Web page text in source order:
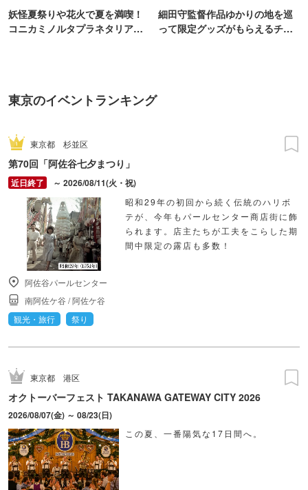
妖怪夏祭りや花火で夏を満喫！
コニカミノルタプラネタリア
細田守監督作品ゆかりの地を巡
って限定グッズがもらえるチャ
東京のイベントランキング
東京都 杉並区
第70回「阿佐谷七夕まつり」
～ 2026/08/11(火・祝)
昭和29年の初回から続く伝統のハリボ
テが、今年もパールセンター商店街に飾
られます。店主たちが工夫をこらした期
間中限定の露店も多数！
阿佐谷パールセンター
南阿佐ケ谷 /阿佐ケ谷
観光・旅行
祭り
東京都 港区
オクトーバーフェスト TAKANAWA GATEWAY CITY 2026
2026/08/07(金) ～ 08/23(日)
この夏、一番陽気な17日間へ。